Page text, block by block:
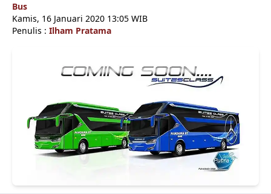
Bus
Kamis, 16 Januari 2020 13:05 WIB
Penulis : Ilham Pratama